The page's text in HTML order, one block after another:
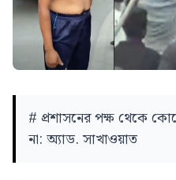
# প্রশাসনের পক্ষ থেকে
না: অ্যাড. সাখাওয়াত